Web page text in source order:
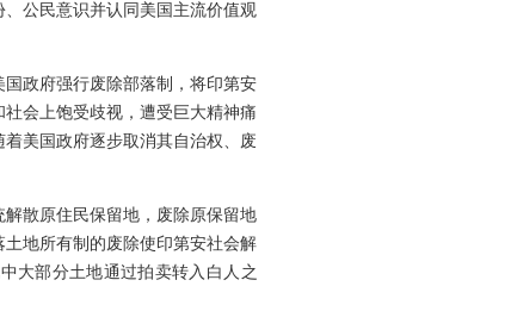
公民意识并认同美国主流价值观
政府强行废除部落制，将印第安
会上饱受歧视，遭受巨大精神痛
美国政府逐步取消其自治权、废
散原住民保留地，废除原保留地
地所有制的废除使印第安社会解
大部分土地通过拍卖转入白人之